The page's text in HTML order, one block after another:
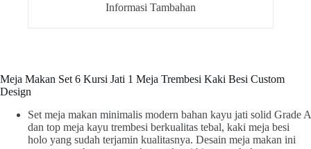
Informasi Tambahan
Meja Makan Set 6 Kursi Jati 1 Meja Trembesi Kaki Besi Custom
Design
Set meja makan minimalis modern bahan kayu jati solid Grade A
dan top meja kayu trembesi berkualitas tebal, kaki meja besi
holo yang sudah terjamin kualitasnya. Desain meja makan ini